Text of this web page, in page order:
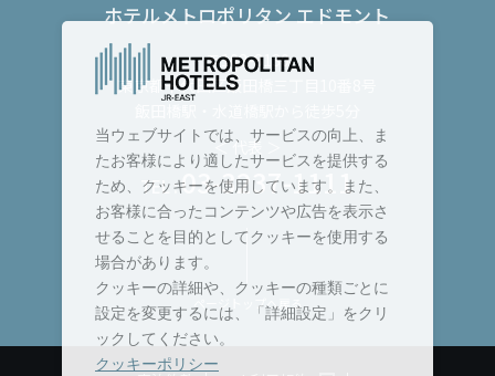
ホテルメトロポリタン エドモント
〒102-8130
東京都千代田区飯田橋三丁目10番8号
＜ 代表 ＞
TEL :03-3237-1111
ページトップへ戻る
当ウェブサイトでは、サービスの向上、ま
たお客様により適したサービスを提供する
ため、クッキーを使用しています。また、
お客様に合ったコンテンツや広告を表示さ
せることを目的としてクッキーを使用する
場合があります。
クッキーの詳細や、クッキーの種類ごとに
設定を変更するには、「詳細設定」をクリ
ックしてください。
クッキーポリシー